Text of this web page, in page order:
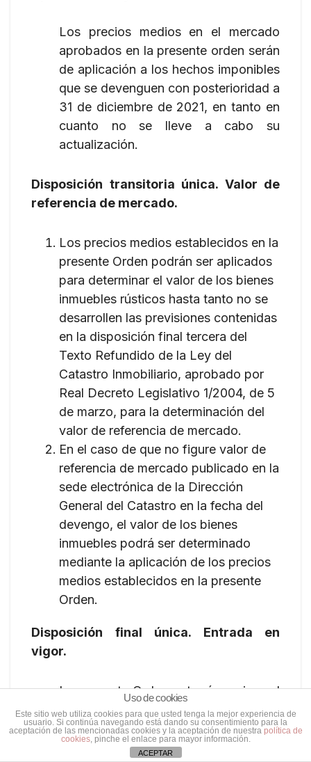
Los precios medios en el mercado
aprobados en la presente orden serán
de aplicación a los hechos imponibles
que se devenguen con posterioridad a
31 de diciembre de 2021, en tanto en
cuanto no se lleve a cabo su
actualización.
Disposición transitoria única. Valor de
referencia de mercado.
Los precios medios establecidos en la
presente Orden podrán ser aplicados
para determinar el valor de los bienes
inmuebles rústicos hasta tanto no se
desarrollen las previsiones contenidas
en la disposición final tercera del
Texto Refundido de la Ley del
Catastro Inmobiliario, aprobado por
Real Decreto Legislativo 1/2004, de 5
de marzo, para la determinación del
valor de referencia de mercado.
En el caso de que no figure valor de
referencia de mercado publicado en la
sede electrónica de la Dirección
General del Catastro en la fecha del
devengo, el valor de los bienes
inmuebles podrá ser determinado
mediante la aplicación de los precios
medios establecidos en la presente
Orden.
Disposición final única. Entrada en
vigor.
La presente Orden entrará en vigor el
día siguiente al de su publicación en el
Diario Oficial de Extremadura.
Uso de cookies
Este sitio web utiliza cookies para que usted tenga la mejor experiencia de
usuario. Si continúa navegando está dando su consentimiento para la
aceptación de las mencionadas cookies y la aceptación de nuestra política de
cookies, pinche el enlace para mayor información.
ACEPTAR